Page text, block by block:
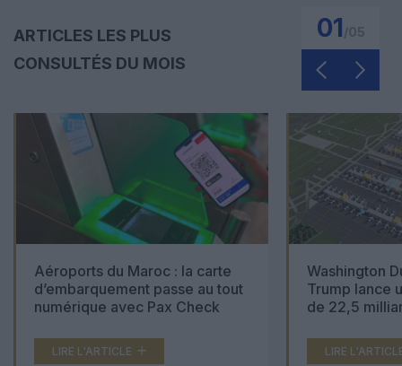
ARTICLES LES PLUS
CONSULTÉS DU MOIS
01
Aéroports du Maroc : la carte
d’embarquement passe au tout
numérique avec Pax Check
LIRE L'ARTICLE
Washington
Trump lance
de 22,5
LIRE